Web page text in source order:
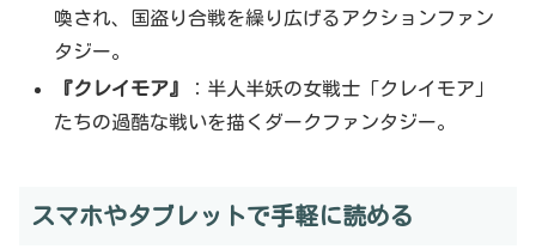
喚され、国盗り合戦を繰り広げるアクションファン
タジー。
『クレイモア』
：半人半妖の女戦士「クレイモア」
たちの過酷な戦いを描くダークファンタジー。
スマホやタブレットで手軽に読める